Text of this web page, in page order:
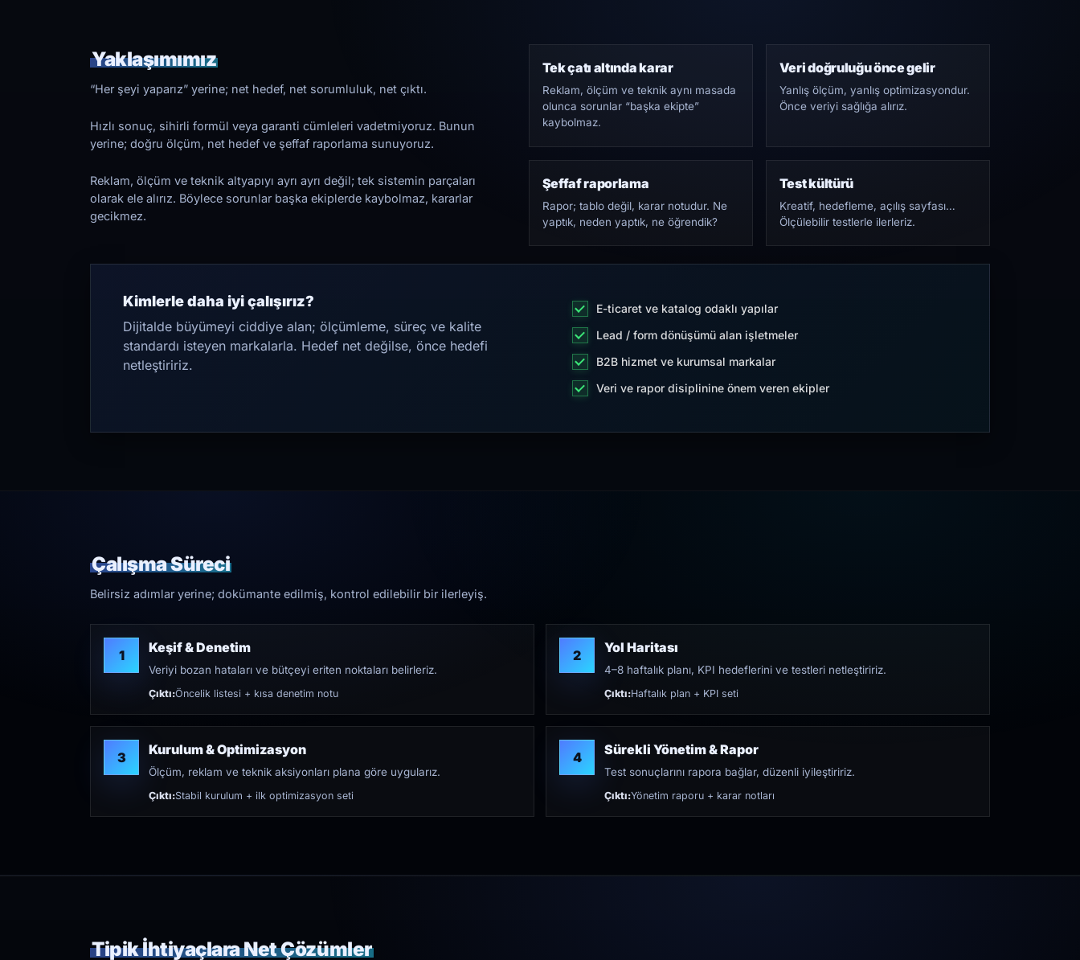
Yaklaşımımız
“Her şeyi yaparız” yerine; net hedef, net sorumluluk, net çıktı.
Hızlı sonuç, sihirli formül veya garanti cümleleri vadetmiyoruz. Bunun
yerine; doğru ölçüm, net hedef ve şeffaf raporlama sunuyoruz.
Reklam, ölçüm ve teknik altyapıyı ayrı ayrı değil; tek sistemin parçaları
olarak ele alırız. Böylece sorunlar başka ekiplerde kaybolmaz, kararlar
gecikmez.
Tek çatı altında karar
Reklam, ölçüm ve teknik aynı masada
olunca sorunlar “başka ekipte”
kaybolmaz.
Veri doğruluğu önce gelir
Yanlış ölçüm, yanlış optimizasyondur.
Önce veriyi sağlığa alırız.
Şeffaf raporlama
Rapor; tablo değil, karar notudur. Ne
yaptık, neden yaptık, ne öğrendik?
Test kültürü
Kreatif, hedefleme, açılış sayfası…
Ölçülebilir testlerle ilerleriz.
Kimlerle daha iyi çalışırız?
Dijitalde büyümeyi ciddiye alan; ölçümleme, süreç ve kalite
standardı isteyen markalarla. Hedef net değilse, önce hedefi
netleştiririz.
E-ticaret ve katalog odaklı yapılar
Lead / form dönüşümü alan işletmeler
B2B hizmet ve kurumsal markalar
Veri ve rapor disiplinine önem veren ekipler
Çalışma Süreci
Belirsiz adımlar yerine; dokümante edilmiş, kontrol edilebilir bir ilerleyiş.
1 Keşif & Denetim
Veriyi bozan hataları ve bütçeyi eriten noktaları belirleriz.
Çıktı:Öncelik listesi + kısa denetim notu
2 Yol Haritası
4–8 haftalık planı, KPI hedeflerini ve testleri netleştiririz.
Çıktı:Haftalık plan + KPI seti
3 Kurulum & Optimizasyon
Ölçüm, reklam ve teknik aksiyonları plana göre uygularız.
Çıktı:Stabil kurulum + ilk optimizasyon seti
4 Sürekli Yönetim & Rapor
Test sonuçlarını rapora bağlar, düzenli iyileştiririz.
Çıktı:Yönetim raporu + karar notları
Tipik İhtiyaçlara Net Çözümler